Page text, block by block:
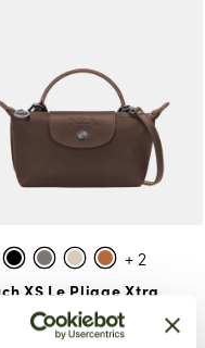
+ 2
XS Le Pliage Xtra